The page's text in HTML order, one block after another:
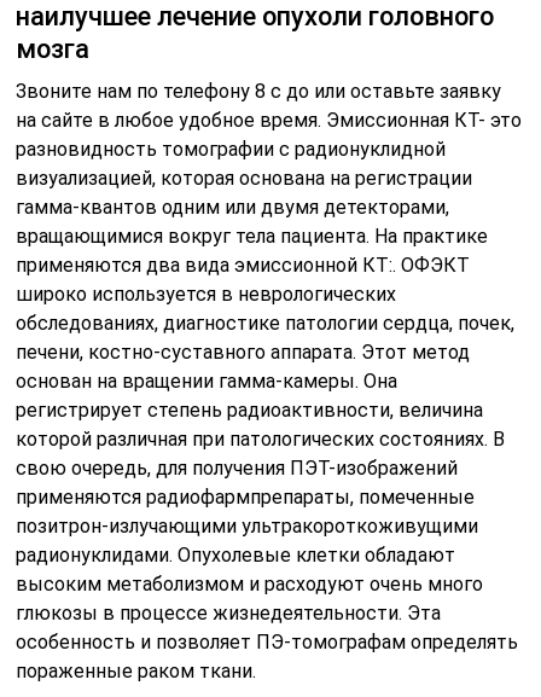
наилучшее лечение опухоли головного
мозга
Звоните нам по телефону 8 с до или оставьте заявку
на сайте в любое удобное время. Эмиссионная КТ- это
разновидность томографии с радионуклидной
визуализацией, которая основана на регистрации
гамма-квантов одним или двумя детекторами,
вращающимися вокруг тела пациента. На практике
применяются два вида эмиссионной КТ:. ОФЭКТ
широко используется в неврологических
обследованиях, диагностике патологии сердца, почек,
печени, костно-суставного аппарата. Этот метод
основан на вращении гамма-камеры. Она
регистрирует степень радиоактивности, величина
которой различная при патологических состояниях. В
свою очередь, для получения ПЭТ-изображений
применяются радиофармпрепараты, помеченные
позитрон-излучающими ультракороткоживущими
радионуклидами. Опухолевые клетки обладают
высоким метаболизмом и расходуют очень много
глюкозы в процессе жизнедеятельности. Эта
особенность и позволяет ПЭ-томографам определять
пораженные раком ткани.